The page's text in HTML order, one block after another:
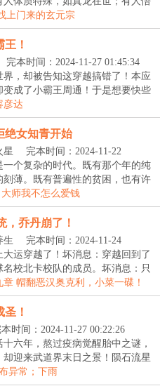
上门来的玄元宗
！
完本时间：2024-11-27 01:45:34
，却被告知这穿越搞错了！本应
成了小霸王周通！于是想要快些
彦达
绝女知青开始
星
完本时间：2024-11-22
个复杂的时代。既有那个年的纯
薄。既有普遍性的贫困，也有许
大师我不怎么爱钱
，乔丹崩了！
生
完本时间：2024-11-24
运穿越了！坏消息：穿越回到了
校北卡校队的成员。坏消息：只
章 帽翻恶汉奥克利，小菜一碟！
！
时间：2024-11-27 00:22:26
六年，熬过疫病觉醒胎中之谜，
迎来武道界末日之景！陨石流星
异常；下雨